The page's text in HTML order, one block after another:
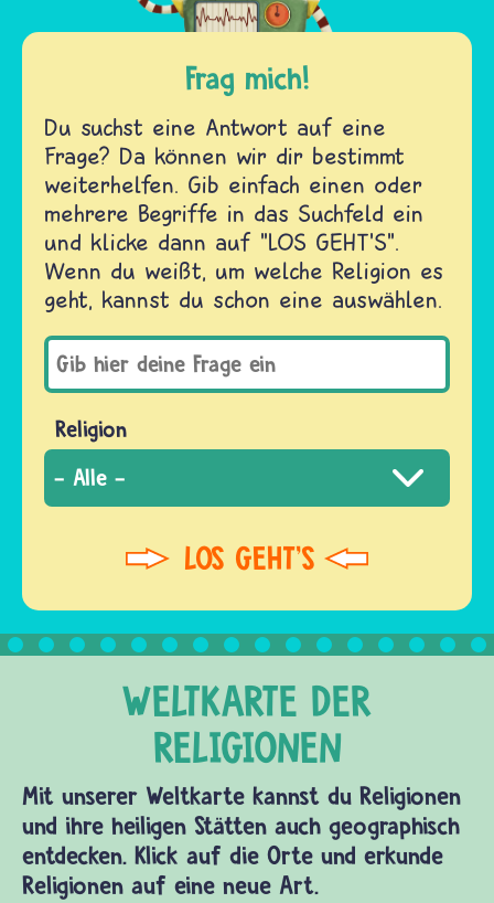
Frag mich!
Du suchst eine Antwort auf eine
Frage? Da können wir dir bestimmt
weiterhelfen. Gib einfach einen oder
mehrere Begriffe in das Suchfeld ein
und klicke dann auf "LOS GEHT'S".
Wenn du weißt, um welche Religion es
geht, kannst du schon eine auswählen.
Religion
Mit unserer Weltkarte kannst du Religionen
und ihre heiligen Stätten auch geographisch
entdecken. Klick auf die Orte und erkunde
Religionen auf eine neue Art.